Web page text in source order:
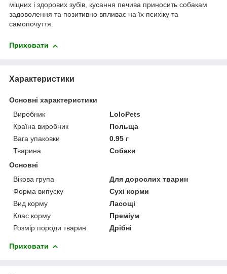
міцних і здорових зубів, кусання печива приносить собакам
задоволення та позитивно впливає на їх психіку та
самопочуття.
Приховати
Характеристики
Основні характеристики
Виробник
LoloPets
Країна виробник
Польща
Вага упаковки
0.95 г
Тварина
Собаки
Основні
Вікова група
Для дорослих тварин
Форма випуску
Сухі корми
Вид корму
Ласощі
Клас корму
Преміум
Розмір породи тварин
Дрібні
Приховати